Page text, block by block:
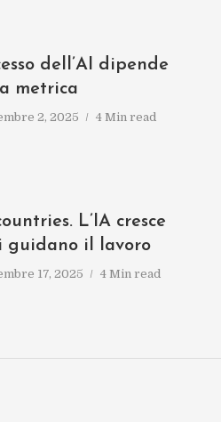
dell’AI dipende
metrica
2, 2025 4 Min read
L’IA cresce
guidano il lavoro
17, 2025 4 Min read